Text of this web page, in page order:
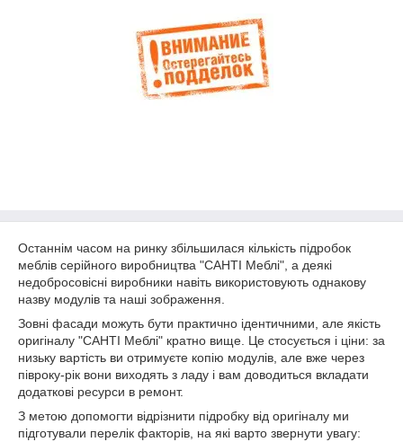
Останнім часом на ринку збільшилася кількість підробок
меблів серійного виробництва "САНТІ Меблі", а деякі
недобросовісні виробники навіть використовують однакову
назву модулів та наші зображення.
Зовні фасади можуть бути практично ідентичними, але якість
оригіналу "САНТІ Меблі" кратно вище. Це стосується і ціни: за
низьку вартість ви отримуєте копію модулів, але вже через
півроку-рік вони виходять з ладу і вам доводиться вкладати
додаткові ресурси в ремонт.
З метою допомогти відрізнити підробку від оригіналу ми
підготували перелік факторів, на які варто звернути увагу: